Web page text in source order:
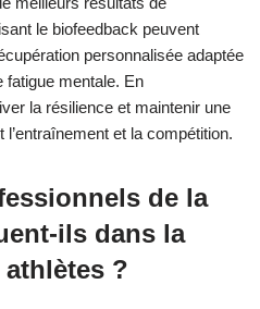
aide à la récupération de la
en améliorant l’auto-régulation
fournit des données en
permettant aux
au stress et de s’ajuster en
améliore la concentration et
meilleurs résultats de
le biofeedback peuvent
personnalisée adaptée